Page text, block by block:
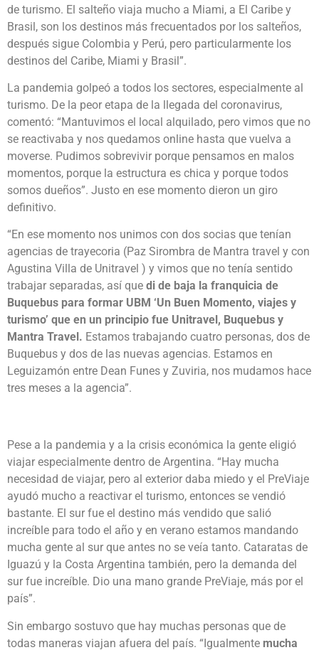
de turismo. El salteño viaja mucho a Miami, a El Caribe y
Brasil, son los destinos más frecuentados por los salteños,
después sigue Colombia y Perú, pero particularmente los
destinos del Caribe, Miami y Brasil”.
La pandemia golpeó a todos los sectores, especialmente al
turismo. De la peor etapa de la llegada del coronavirus,
comentó: “Mantuvimos el local alquilado, pero vimos que no
se reactivaba y nos quedamos online hasta que vuelva a
moverse. Pudimos sobrevivir porque pensamos en malos
momentos, porque la estructura es chica y porque todos
somos dueños”. Justo en ese momento dieron un giro
definitivo.
“En ese momento nos unimos con dos socias que tenían
agencias de trayecoria (Paz Sirombra de Mantra travel y con
Agustina Villa de Unitravel ) y vimos que no tenía sentido
trabajar separadas, así que di de baja la franquicia de
Buquebus para formar UBM ‘Un Buen Momento, viajes y
turismo’ que en un principio fue Unitravel, Buquebus y
Mantra Travel. Estamos trabajando cuatro personas, dos de
Buquebus y dos de las nuevas agencias. Estamos en
Leguizamón entre Dean Funes y Zuviria, nos mudamos hace
tres meses a la agencia”.
Pese a la pandemia y a la crisis económica la gente eligió
viajar especialmente dentro de Argentina. “Hay mucha
necesidad de viajar, pero al exterior daba miedo y el PreViaje
ayudó mucho a reactivar el turismo, entonces se vendió
bastante. El sur fue el destino más vendido que salió
increíble para todo el año y en verano estamos mandando
mucha gente al sur que antes no se veía tanto. Cataratas de
Iguazú y la Costa Argentina también, pero la demanda del
sur fue increíble. Dio una mano grande PreViaje, más por el
país”.
Sin embargo sostuvo que hay muchas personas que de
todas maneras viajan afuera del país. “Igualmente mucha